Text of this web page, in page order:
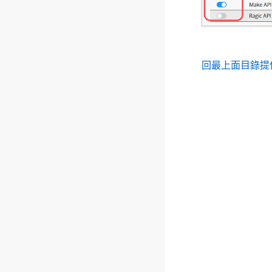
回最上面目錄提